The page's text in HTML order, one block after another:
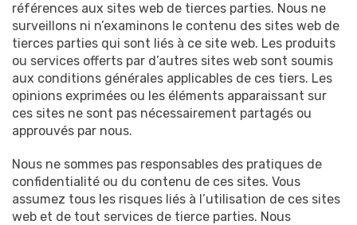
références aux sites web de tierces parties. Nous ne
surveillons ni n’examinons le contenu des sites web de
tierces parties qui sont liés à ce site web. Les produits
ou services offerts par d’autres sites web sont soumis
aux conditions générales applicables de ces tiers. Les
opinions exprimées ou les éléments apparaissant sur
ces sites ne sont pas nécessairement partagés ou
approuvés par nous.
Nous ne sommes pas responsables des pratiques de
confidentialité ou du contenu de ces sites. Vous
assumez tous les risques liés à l’utilisation de ces sites
web et de tout services de tierce parties. Nous